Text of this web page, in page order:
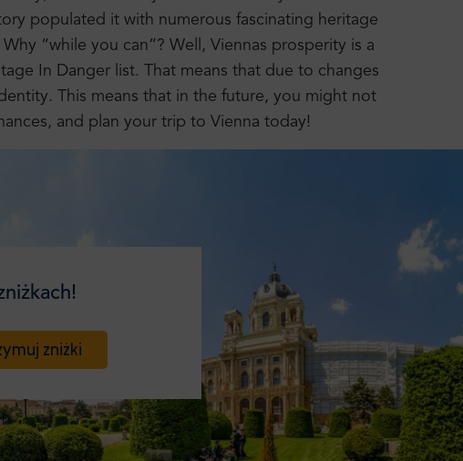
populated it with numerous fascinating heritage
“while you can”? Well, Viennas prosperity is a
In Danger list. That means that due to changes
This means that in the future, you might not
and plan your trip to Vienna today!
zniżki